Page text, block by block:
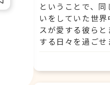
ということで、同
いをしていた世界
スが愛する彼ら
する日々を過ごせ